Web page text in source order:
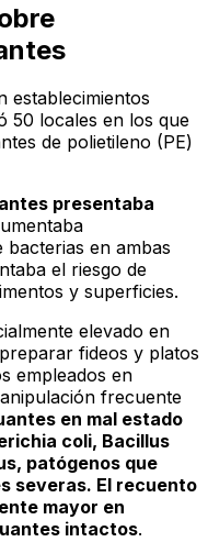
establecimientos
50 locales en los que
de polietileno (PE)
presentaba
bacterias en ambas
el riesgo de
y superficies.
elevado en
fideos y platos
empleados en
frecuente
en mal estado
coli, Bacillus
, patógenos que
severas. El recuento
mayor en
intactos.